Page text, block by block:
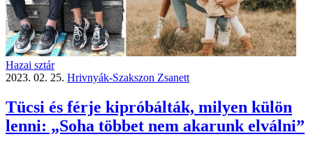
Hazai sztár
2023. 02. 25. Hrivnyák-Szakszon Zsanett
Tücsi és férje kipróbálták, milyen külön
lenni: „Soha többet nem akarunk elválni”